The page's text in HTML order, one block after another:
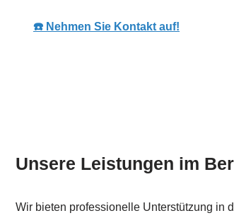
☎️ Nehmen Sie Kontakt auf!
Unsere Leistungen im
Wir bieten professionelle Unterstützung in